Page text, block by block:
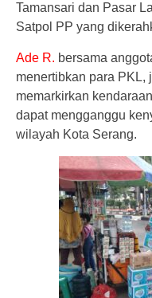
Tamansari dan Pasar
Satpol PP yang
Ade R. bersama
menertibkan para PKL,
memarkirkan
dapat mengganggu
wilayah Kota Serang.